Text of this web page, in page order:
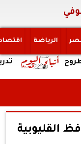
الرياضة
تدريبات
القليوبية